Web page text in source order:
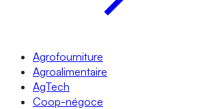
Agrofourniture
Agroalimentaire
AgTech
Coop-négoce